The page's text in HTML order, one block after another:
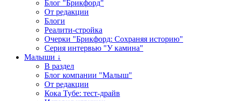
Блог "Брикфорд"
От редакции
Блоги
Реалити-стройка
Очерки "Брикфорд: Сохраняя историю"
Серия интервью "У камина"
Малыши ↓
В раздел
Блог компании "Малыш"
От редакции
Кока Тубе: тест-драйв